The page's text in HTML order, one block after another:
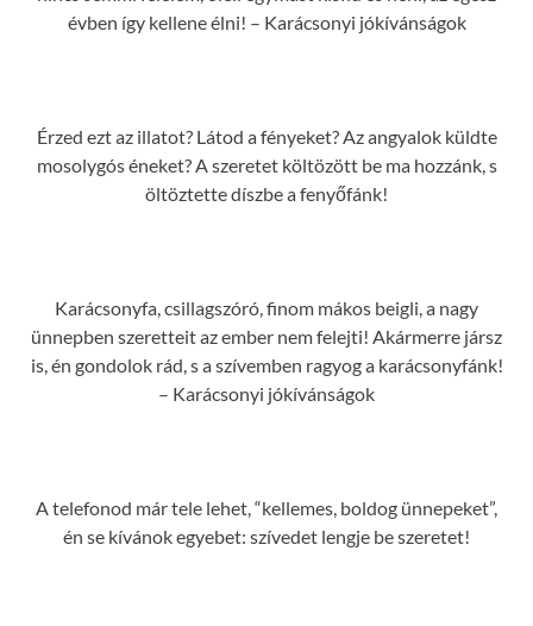
évben így kellene élni! – Karácsonyi jókívánságok
Érzed ezt az illatot? Látod a fényeket? Az angyalok küldte
mosolygós éneket? A szeretet költözött be ma hozzánk, s
öltöztette díszbe a fenyőfánk!
Karácsonyfa, csillagszóró, finom mákos beigli, a nagy
ünnepben szeretteit az ember nem felejti! Akármerre jársz
is, én gondolok rád, s a szívemben ragyog a karácsonyfánk!
– Karácsonyi jókívánságok
A telefonod már tele lehet, “kellemes, boldog ünnepeket”,
én se kívánok egyebet: szívedet lengje be szeretet!